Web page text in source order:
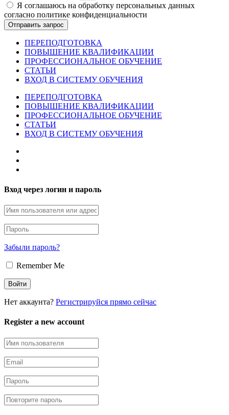
Я соглашаюсь на обработку персональных данных
согласно политике конфиденциальности
Отправить запрос
ПЕРЕПОДГОТОВКА
ПОВЫШЕНИЕ КВАЛИФИКАЦИИ
ПРОФЕССИОНАЛЬНОЕ ОБУЧЕНИЕ
СТАТЬИ
ВХОД В СИСТЕМУ ОБУЧЕНИЯ
ПЕРЕПОДГОТОВКА
ПОВЫШЕНИЕ КВАЛИФИКАЦИИ
ПРОФЕССИОНАЛЬНОЕ ОБУЧЕНИЕ
СТАТЬИ
ВХОД В СИСТЕМУ ОБУЧЕНИЯ
Вход через логин и пароль
Забыли пароль?
Remember Me
Нет аккаунта? Регистрируйся прямо сейчас
Register a new account